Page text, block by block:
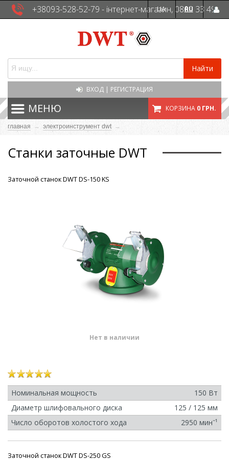
+38093-528-52-79 - інтернет-магазин, 0800 33 49
UA RU
Найти
ВХОД | РЕГИСТРАЦИЯ
МЕНЮ КОРЗИНА 0 ГРН.
главная → электроинструмент dwt →
Станки заточные DWT
Заточной станок DWT DS-150 KS
Нет в наличии
Номинальная мощность
150 Вт
Диаметр шлифовального диска
125 / 125 мм
Число оборотов холостого хода
2950 минˉ¹
Заточной станок DWT DS-250 GS